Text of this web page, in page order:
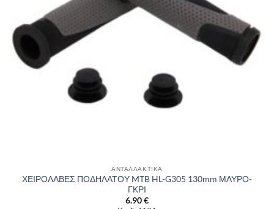
ΑΝΤΑΛΛΑΚΤΙΚΑ
ΧΕΙΡΟΛΑΒΕΣ ΠΟΔΗΛΑΤΟΥ MTB HL-G305 130mm ΜΑΥΡΟ-
ΓΚΡΙ
6.90€